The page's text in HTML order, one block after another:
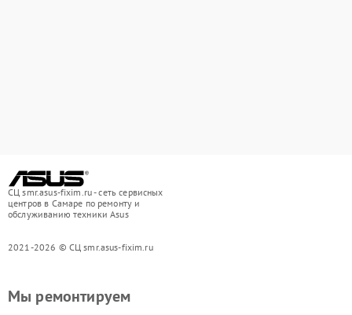
СЦ smr.asus-fixim.ru - сеть сервисных
центров в Самаре по ремонту и
обслуживанию техники Asus
2021-2026 © СЦ smr.asus-fixim.ru
Мы ремонтируем